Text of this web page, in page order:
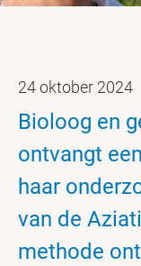
24 oktober 2024
Bioloog en
ontvangt
haar
van de
methode